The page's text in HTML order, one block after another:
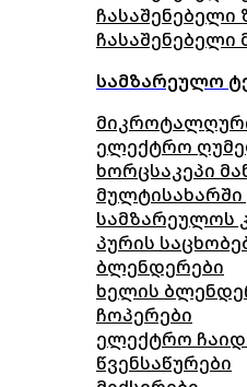
ჩასაშენებელი
სამზარეულო
ელექტრო
ხორცსაკეპი
მულტისახარში
სამზარეულოს
პურის
ბლენდერები
ხელის
ჩოპერები
ელექტრო
წვენსაწურები